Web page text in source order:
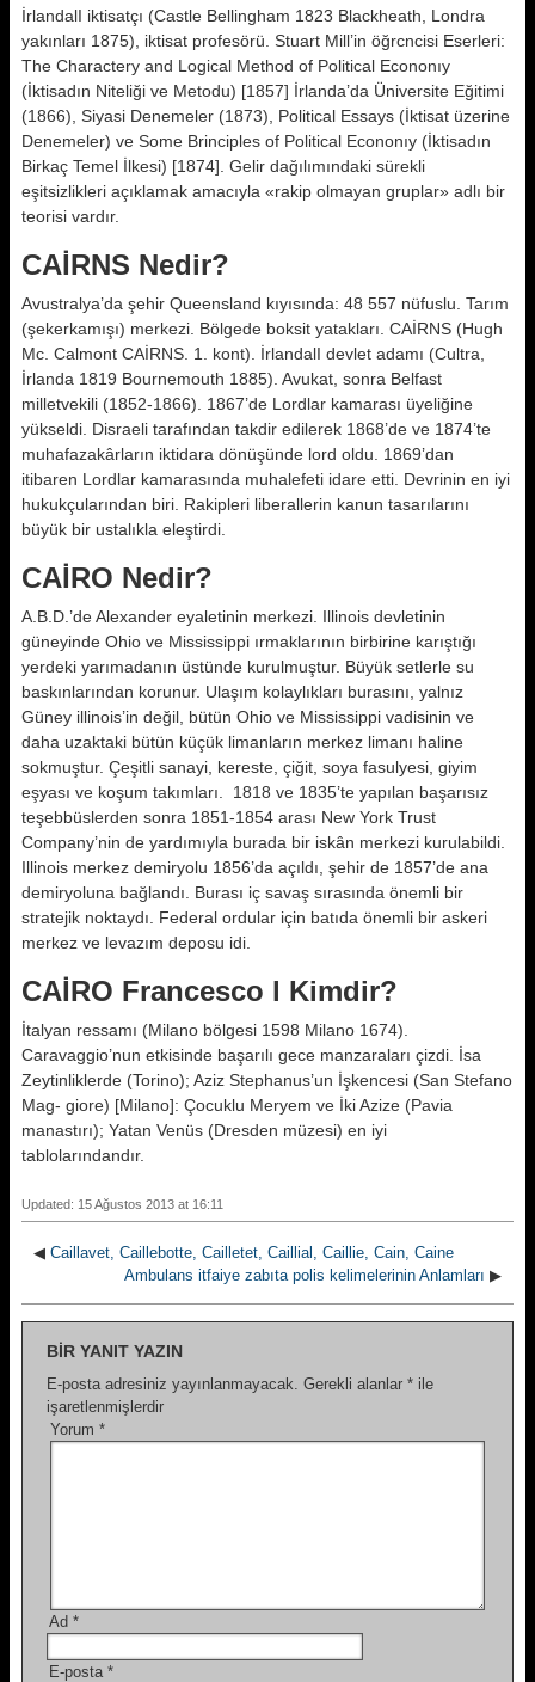
İrlandalI iktisatçı (Castle Bellingham 1823 Blackheath, Londra
yakınları 1875), iktisat profesörü. Stuart Mill’in öğrcncisi Eserleri:
The Charactery and Logical Method of Political Econonıy
(İktisadın Niteliği ve Metodu) [1857] İrlanda’da Üniversite Eğitimi
(1866), Siyasi Denemeler (1873), Political Essays (İktisat üzerine
Denemeler) ve Some Brinciples of Political Econonıy (İktisadın
Birkaç Temel İlkesi) [1874]. Gelir dağılımındaki sürekli
eşitsizlikleri açıklamak amacıyla «rakip olmayan gruplar» adlı bir
teorisi vardır.
CAİRNS Nedir?
Avustralya’da şehir Queensland kıyısında: 48 557 nüfuslu. Tarım
(şekerkamışı) merkezi. Bölgede boksit yatakları. CAİRNS (Hugh
Mc. Calmont CAİRNS. 1. kont). İrlandalI devlet adamı (Cultra,
İrlanda 1819 Bournemouth 1885). Avukat, sonra Belfast
milletvekili (1852-1866). 1867’de Lordlar kamarası üyeliğine
yükseldi. Disraeli tarafından takdir edilerek 1868’de ve 1874’te
muhafazakârların iktidara dönüşünde lord oldu. 1869’dan
itibaren Lordlar kamarasında muhalefeti idare etti. Devrinin en iyi
hukukçularından biri. Rakipleri liberallerin kanun tasarılarını
büyük bir ustalıkla eleştirdi.
CAİRO Nedir?
A.B.D.’de Alexander eyaletinin merkezi. Illinois devletinin
güneyinde Ohio ve Mississippi ırmaklarının birbirine karıştığı
yerdeki yarımadanın üstünde kurulmuştur. Büyük setlerle su
baskınlarından korunur. Ulaşım kolaylıkları burasını, yalnız
Güney illinois’in değil, bütün Ohio ve Mississippi vadisinin ve
daha uzaktaki bütün küçük limanların merkez limanı haline
sokmuştur. Çeşitli sanayi, kereste, çiğit, soya fasulyesi, giyim
eşyası ve koşum takımları. 1818 ve 1835’te yapılan başarısız
teşebbüslerden sonra 1851-1854 arası New York Trust
Company’nin de yardımıyla burada bir iskân merkezi kurulabildi.
Illinois merkez demiryolu 1856’da açıldı, şehir de 1857’de ana
demiryoluna bağlandı. Burası iç savaş sırasında önemli bir
stratejik noktaydı. Federal ordular için batıda önemli bir askeri
merkez ve levazım deposu idi.
CAİRO Francesco l Kimdir?
İtalyan ressamı (Milano bölgesi 1598 Milano 1674).
Caravaggio’nun etkisinde başarılı gece manzaraları çizdi. İsa
Zeytinliklerde (Torino); Aziz Stephanus’un İşkencesi (San Stefano
Mag- giore) [Milano]: Çocuklu Meryem ve İki Azize (Pavia
manastırı); Yatan Venüs (Dresden müzesi) en iyi
tablolarındandır.
Updated: 15 Ağustos 2013 at 16:11
◀ Caillavet, Caillebotte, Cailletet, Caillial, Caillie, Cain, Caine
Ambulans itfaiye zabıta polis kelimelerinin Anlamları ▶
BIR YANIT YAZIN
E-posta adresiniz yayınlanmayacak. Gerekli alanlar * ile
işaretlenmişlerdir
Yorum *
Ad *
E-posta *